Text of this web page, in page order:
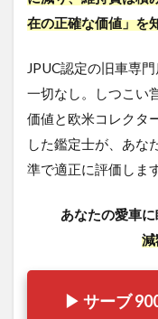
在の正確な価値」を
JPUC認定の旧車専
一切なし。しつこい
価値と欧米コレクタ
した鑑定士が、あな
準で適正に評価します
あなたの愛車に
減
▶ サーブ